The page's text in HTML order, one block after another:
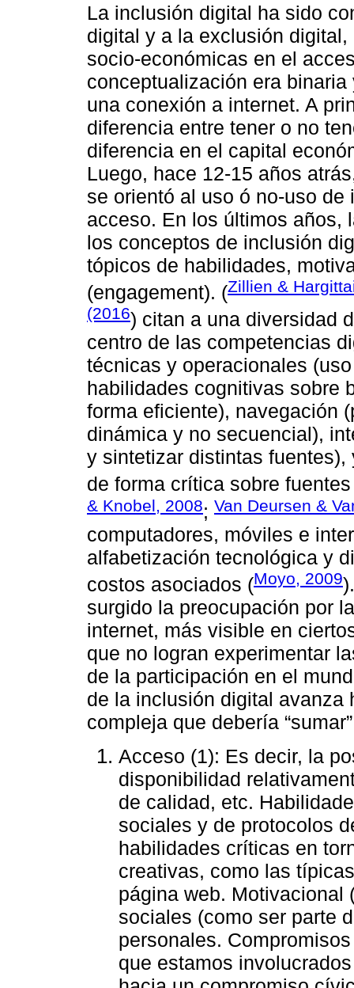
La inclusión digital ha sido
digital y a la exclusión
socio-económicas en el
conceptualización era
una conexión a internet. A
diferencia entre tener o no
diferencia en el capital
Luego, hace 12-15 años
se orientó al uso ó no-uso
acceso. En los últimos años,
los conceptos de inclusión
tópicos de habilidades,
(engagement). (Zillien &
(2016) citan a una diversidad
centro de las competencias
técnicas y operacionales
habilidades cognitivas sobre
forma eficiente), navegación
dinámica y no secuencial),
y sintetizar distintas
de forma crítica sobre
& Knobel, 2008; Van Deursen &
computadores, móviles e
alfabetización tecnológica y
costos asociados (Moyo, 2009
surgido la preocupación por
internet, más visible en
que no logran experimentar
de la participación en el
de la inclusión digital avanza
compleja que debería
Acceso (1): Es decir, la
disponibilidad
de calidad, etc.
sociales y de protocolos
habilidades críticas en
creativas, como las
página web. Motivacional
sociales (como ser parte
personales.
que estamos